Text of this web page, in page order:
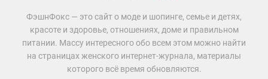
ФэшнФокс — это сайт о моде и шопинге, семье и детях,
красоте и здоровье, отношениях, доме и правильном
питании. Массу интересного обо всем этом можно найти
на страницах женского интернет-журнала, материалы
которого всё время обновляются.